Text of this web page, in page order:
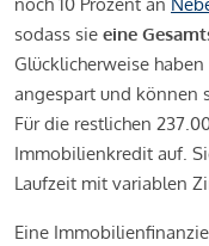
sodass sie eine
Glücklicherweise
angespart und können
Für die restlichen
Immobilienkredit auf.
Laufzeit mit variablen
Eine